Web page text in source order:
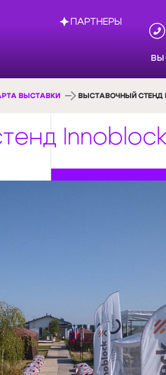
ПАРТНЕРЫ
ВЫСТАВКИ ВЫСТАВОЧНЫЙ СТЕНД
Innoblock